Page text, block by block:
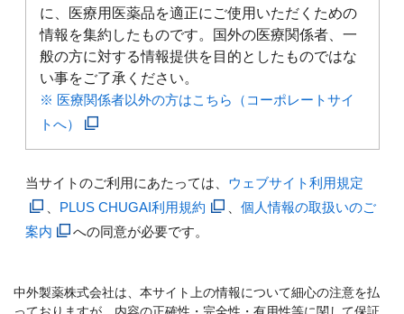
に、医療用医薬品を適正にご使用いただくための
情報を集約したものです。国外の医療関係者、一
般の方に対する情報提供を目的としたものではな
い事をご了承ください。
※ 医療関係者以外の方はこちら（コーポレートサイ
トへ）
当サイトのご利用にあたっては、 ウェブサイト利用規定
PLUS CHUGAI利用規約
個人情報の取扱いのご
案内
への同意が必要です。
中外製薬株式会社は、本サイト上の情報について細心の注意を払
っておりますが、内容の正確性・完全性・有用性等に関して保証